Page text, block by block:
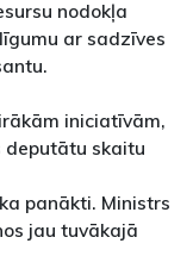
nodokļa
ar sadzīves
iniciatīvām,
skaitu
panākti. Ministrs
jau tuvākajā